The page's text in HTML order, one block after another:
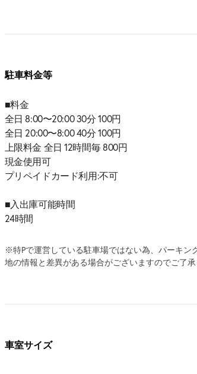
駐車料金等
■料金
全日 8:00〜20:00 30分 100円
全日 20:00〜8:00 40分 100円
上限料金 全日 12時間毎 800円
現金使用可
プリペイドカード利用:不可
■入出庫可能時間
24時間
※特Pで運営している駐車場ではない為、パーキ
地の情報と差異がある場合がございますのでご了承
車室サイズ